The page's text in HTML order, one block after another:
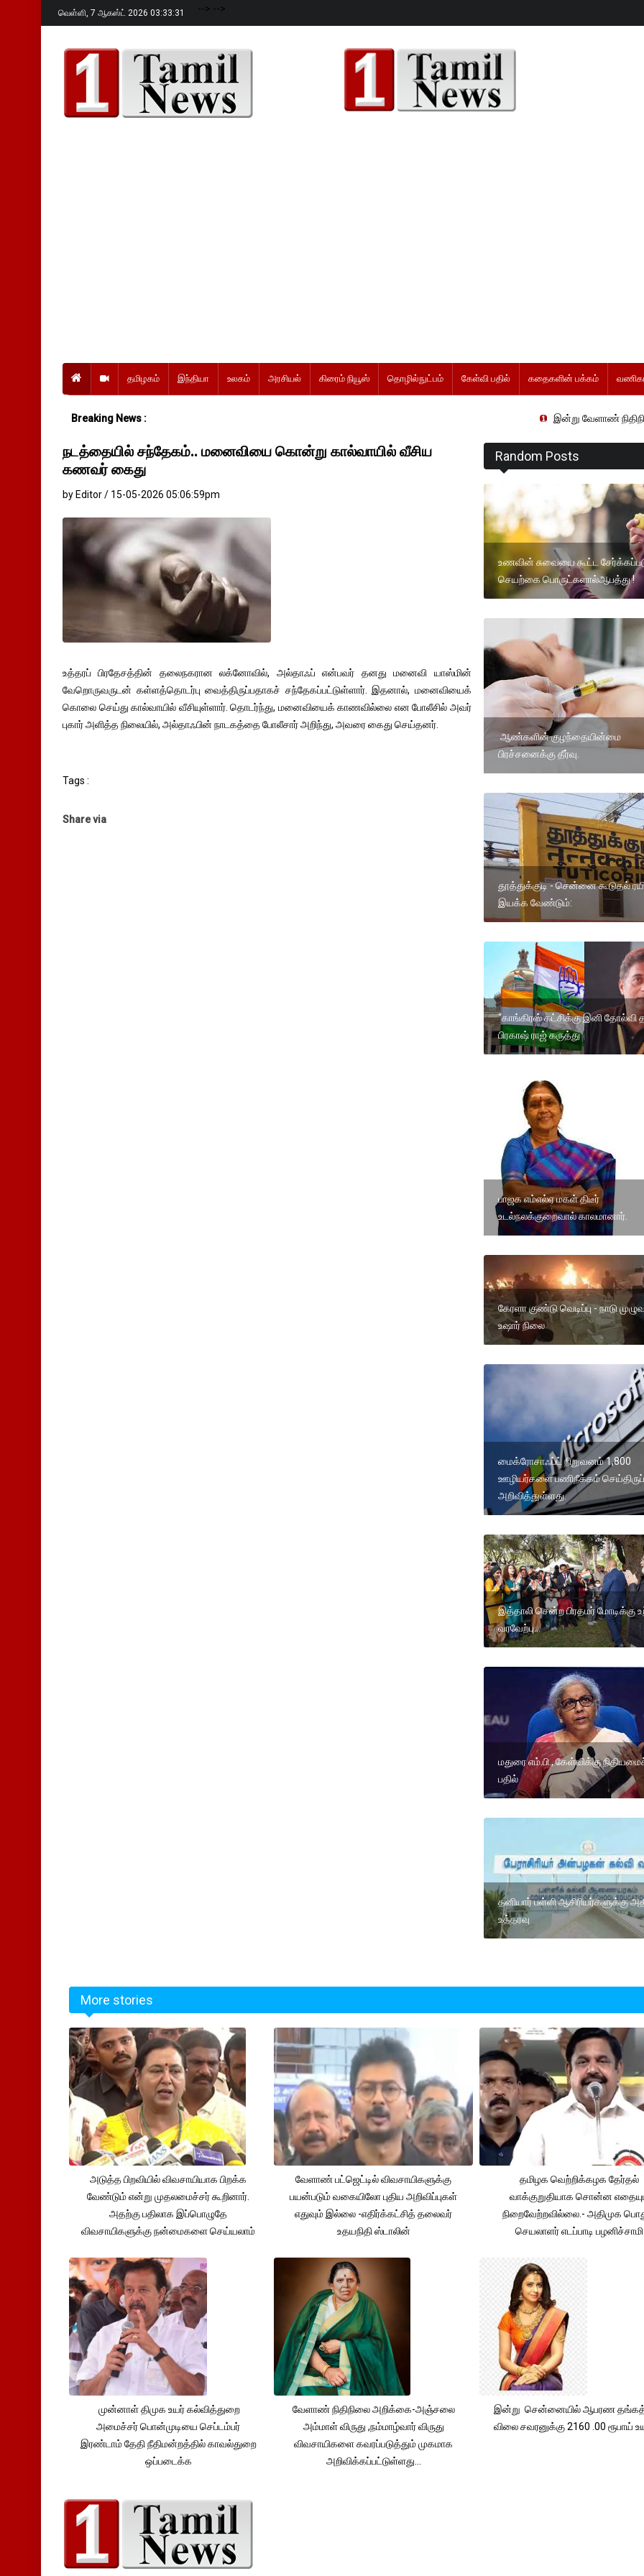
வெள்ளி, 7 ஆகஸ்ட் 2026 03:33:32 --> -->
தமிழகம் இந்தியா உலகம் அரசியல் கிரைம் நியூஸ் தொழில்நுட்பம் கேள்வி பதில் கதைகளின் பக்கம்
Breaking News : இன்று வேளாண் நிதிநிலை
நடத்தையில் சந்தேகம்.. மனைவியை கொன்று கால்வாயில் வீசிய
கணவர் கைது
by Editor / 15-05-2026 05:06:59pm
உத்தரப் பிரதேசத்தின் தலைநகரான லக்னோவில், அல்தாஃப் என்பவர் தனது மனைவி யாஸ்மின்
வேறொருவருடன் கள்ளத்தொடர்பு வைத்திருப்பதாகச் சந்தேகப்பட்டுள்ளார். இதனால், மனைவியைக்
கொலை செய்து கால்வாயில் வீசியுள்ளார். தொடர்ந்து, மனைவியைக் காணவில்லை என போலீசில் அவர்
புகார் அளித்த நிலையில், அல்தாஃபின் நாடகத்தை போலீசார் அறிந்து, அவரை கைது செய்தனர்.
Tags :
Share via
Random Posts
உணவின் சுவையை கூட்ட
செயற்கை பொருட்களால்ஆபத்து !
ஆண்களின் குழந்தையின்மை
பிரச்சனைக்கு தீர்வு.
தூத்துக்குடி - சென்னை கூடுதல்
இயக்க வேண்டும்:
“காங்கிரஸ் கட்சிக்கு இனி தோல்வி
பிரகாஷ் ராஜ் கருத்து
பாஜக எம்எல்ஏ மகள் திடீர்
உடல்நலக்குறைவால் காலமானார்.
கேரளா குண்டு வெடிப்பு - நாடு
உஷார் நிலை
மைக்ரோசாஃப்ட் நிறுவனம் 1,800
ஊழியர்களை பணிநீக்கம்
அறிவித்துள்ளது.
இத்தாலி சென்ற பிரதமர் மோடிக்கு
வரவேற்பு...
மதுரை எம்.பி., கேள்விக்கு
பதில்
தனியார் பள்ளி ஆசிரியர்களுக்கு
உத்தரவு
More stories
அடுத்த பிறவியில் விவசாயியாக பிறக்க
வேண்டும் என்று முதலமைச்சர் கூறினார்.
அதற்கு பதிலாக இப்பொழுதே
விவசாயிகளுக்கு நன்மைகளை செய்யலாம்
வேளாண் பட்ஜெட்டில் விவசாயிகளுக்கு
பயன்படும் வகையிலோ புதிய அறிவிப்புகள்
எதுவும் இல்லை -எதிர்க்கட்சித் தலைவர்
உதயநிதி ஸ்டாலின்
தமிழக வெற்றிக்கழக தேர்தல்
வாக்குறுதியாக சொன்ன
நிறைவேற்றவில்லை.- அதிமுக
செயலாளர் எடப்பாடி பழனிச்சாமி
முன்னாள் திமுக உயர் கல்வித்துறை
அமைச்சர் பொன்முடியை செப்டம்பர்
இரண்டாம் தேதி நீதிமன்றத்தில் காவல்துறை
ஒப்படைக்க
வேளாண் நிதிநிலை அறிக்கை-அஞ்சலை
அம்மாள் விருது ,நம்மாழ்வார் விருது
விவசாயிகளை கவரப்படுத்தும் முகமாக
அறிவிக்கப்பட்டுள்ளது...
இன்று சென்னையில் ஆபரண
விலை சவரனுக்கு 2160 .00 ரூபாய்